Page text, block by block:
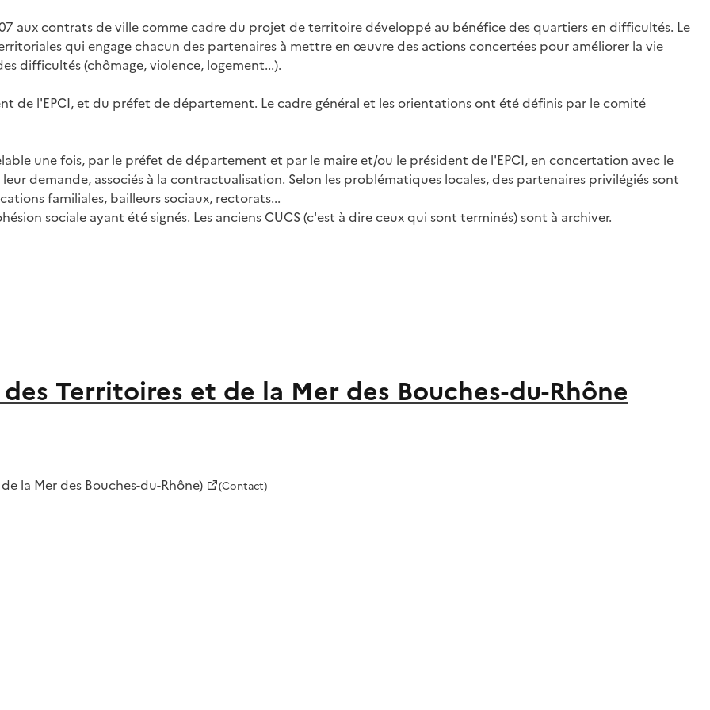
aux contrats de ville comme cadre du projet de territoire développé au bénéfice des quartiers en difficultés. Le
qui engage chacun des partenaires à mettre en œuvre des actions concertées pour améliorer la vie
difficultés (chômage, violence, logement...).
de l'EPCI, et du préfet de département. Le cadre général et les orientations ont été définis par le comité
une fois, par le préfet de département et par le maire et/ou le président de l'EPCI, en concertation avec le
demande, associés à la contractualisation. Selon les problématiques locales, des partenaires privilégiés sont
familiales, bailleurs sociaux, rectorats...
sociale ayant été signés. Les anciens CUCS (c'est à dire ceux qui sont terminés) sont à archiver.
Territoires et de la Mer des Bouches-du-Rhône
la Mer des Bouches-du-Rhône) (Contact)